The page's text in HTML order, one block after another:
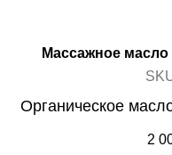
Массажное масло
Органическое
лекарственных
2